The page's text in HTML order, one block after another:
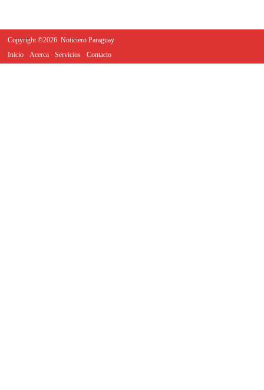
Copyright ©2026. Noticiero Paraguay
Inicio
Acerca Servicios Contacto